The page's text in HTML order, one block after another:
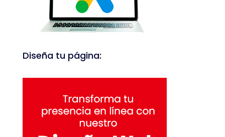
Diseña tu página: